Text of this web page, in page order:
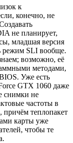
к
конечно, не
не планирует,
младшая версия
режим SLI вообще.
возможно, её
методами,
Уже есть
GTX 1060 даже
снимки не
частоты в
теплопакет
карты уже
чтобы те